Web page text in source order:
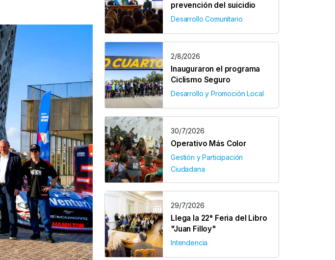
prevención del suicidio
Desarrollo Comunitario
2/8/2026
Inauguraron el programa
Ciclismo Seguro
Desarrollo y Promoción Local
30/7/2026
Operativo Más Color
Gestión y Participación
Ciudadana
29/7/2026
Llega la 22° Feria del Libro
"Juan Filloy"
Intendencia